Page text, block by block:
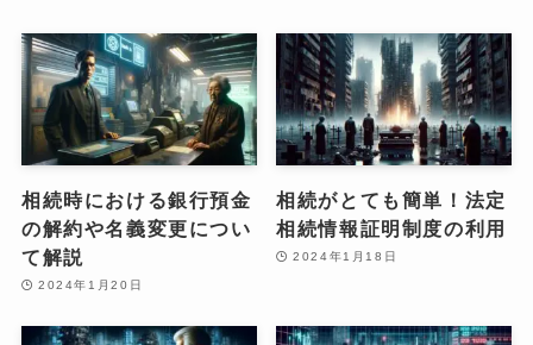
相続時における銀行預金
の解約や名義変更につい
て解説
2024年1月20日
相続がとても簡単！法定
相続情報証明制度の利用
2024年1月18日